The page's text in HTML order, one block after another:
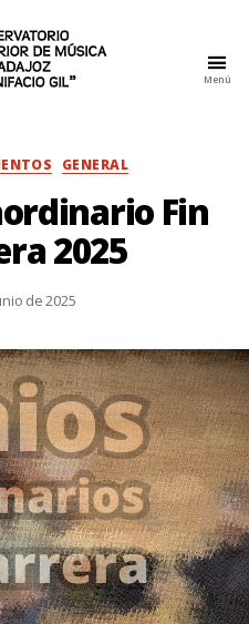
Música
de
Badajoz
Menú
CategoríasGENERAL
Fin
2025
de 2025